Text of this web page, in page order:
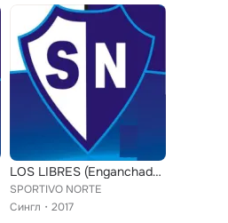
LOS LIBRES (Enganchado para cancha)
SPORTIVO NORTE
Сингл
2017